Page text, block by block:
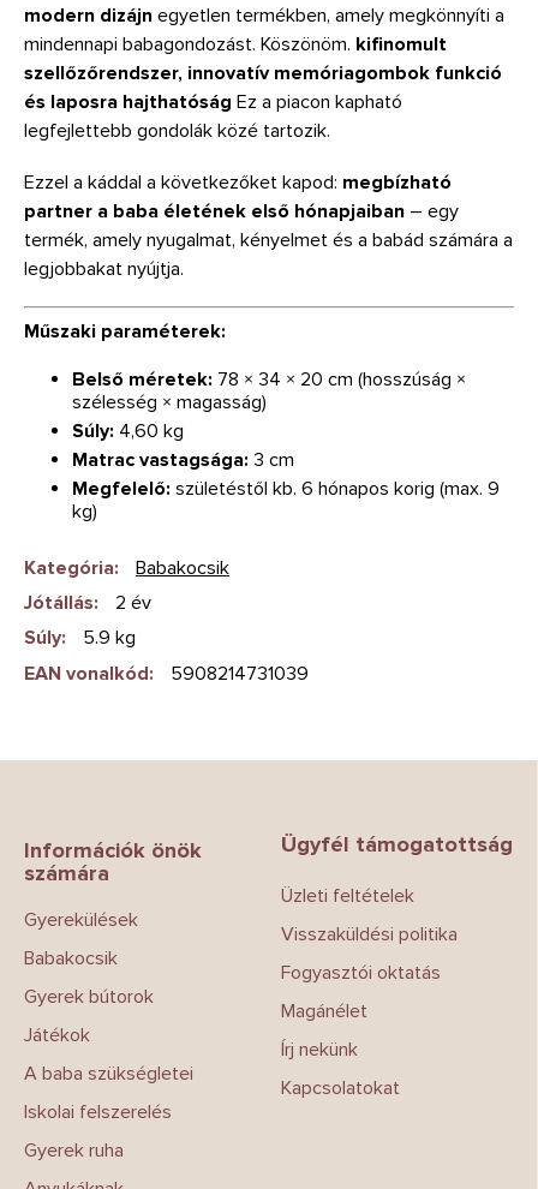
modern dizájn egyetlen termékben, amely megkönnyíti a
mindennapi babagondozást. Köszönöm. kifinomult
szellőzőrendszer, innovatív memóriagombok funkció
és laposra hajthatóság Ez a piacon kapható
legfejlettebb gondolák közé tartozik.
Ezzel a káddal a következőket kapod: megbízható
partner a baba életének első hónapjaiban – egy
termék, amely nyugalmat, kényelmet és a babád számára a
legjobbakat nyújtja.
Műszaki paraméterek:
Belső méretek: 78 × 34 × 20 cm (hosszúság ×
szélesség × magasság)
Súly: 4,60 kg
Matrac vastagsága: 3 cm
Megfelelő: születéstől kb. 6 hónapos korig (max. 9
kg)
Kategória:
Babakocsik
Jótállás:
2 év
Súly:
5.9 kg
EAN vonalkód: 5908214731039
Információk önök
számára
Gyerekülések
Babakocsik
Gyerek bútorok
Játékok
A baba szükségletei
Iskolai felszerelés
Gyerek ruha
Ügyfél támogatottság
Üzleti feltételek
Visszaküldési politika
Fogyasztói oktatás
Magánélet
Írj nekünk
Kapcsolatokat